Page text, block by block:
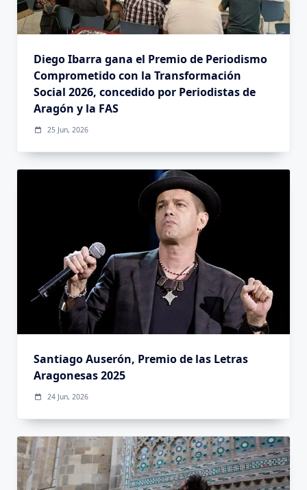
Diego Ibarra gana el Premio de Periodismo
Comprometido con la Transformación
Social 2026, concedido por Periodistas de
Aragón y la FAS
25 Jun, 2026
Santiago Auserón, Premio de las Letras
Aragonesas 2025
24 Jun, 2026